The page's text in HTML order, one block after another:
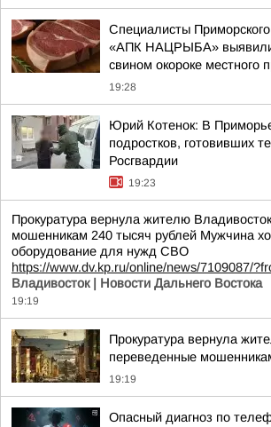
Специалисты
«АПК НАЦРЫБА» выявили
свином окороке местного
19:28
Юрий Котенок: В
подростков, готовивших
Росгвардии
19:23
Прокуратура вернула жителю
мошенникам 240 тысяч рублей Мужчина
оборудование для нужд СВО
https://www.dv.kp.ru/online/news/7109087/
Владивосток | Новости Дальнего Востока
19:19
Прокуратура вернула
переведенные
19:19
Опасный диагноз по